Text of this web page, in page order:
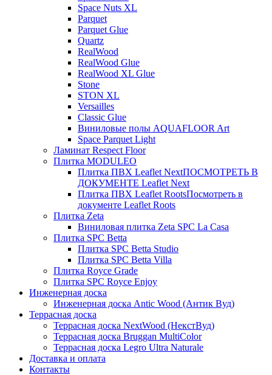
Space Nuts XL
Parquet
Parquet Glue
Quartz
RealWood
RealWood Glue
RealWood XL Glue
Stone
STON XL
Versailles
Classic Glue
Виниловые полы AQUAFLOOR Art
Space Parquet Light
Ламинат Respect Floor
Плитка MODULEO
Плитка ПВХ Leaflet NextПОСМОТРЕТЬ В
ДОКУМЕНТЕ Leaflet Next
Плитка ПВХ Leaflet RootsПосмотреть в
документе Leaflet Roots
Плитка Zeta
Виниловая плитка Zeta SPC La Casa
Плитка SPC Betta
Плитка SPC Betta Studio
Плитка SPC Betta Villa
Плитка Royce Grade
Плитка SPC Royce Enjoy
Инженерная доска
Инженерная доска Antic Wood (Антик Вуд)
Террасная доска
Террасная доска NextWood (НекстВуд)
Террасная доска Bruggan MultiColor
Террасная доска Legro Ultra Naturale
Доставка и оплата
Контакты